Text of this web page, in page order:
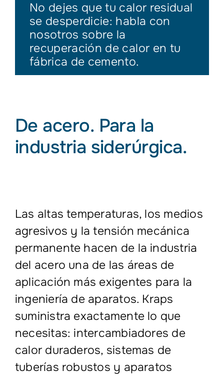
No dejes que tu calor residual
se desperdicie: habla con
nosotros sobre la
recuperación de calor en tu
fábrica de cemento.
De acero. Para la
industria siderúrgica.
Las altas temperaturas, los medios
agresivos y la tensión mecánica
permanente hacen de la industria
del acero una de las áreas de
aplicación más exigentes para la
ingeniería de aparatos. Kraps
suministra exactamente lo que
necesitas: intercambiadores de
calor duraderos, sistemas de
tuberías robustos y aparatos